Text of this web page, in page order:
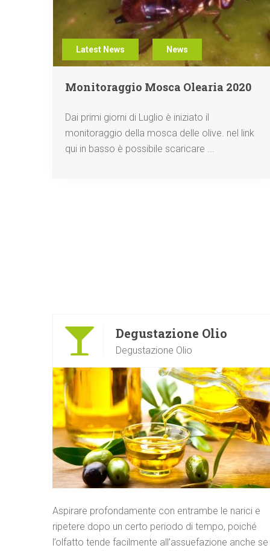
Latest News , News
Monitoraggio Mosca Olearia 2020
Dai primi giorni di Luglio è iniziato il
monitoraggio della mosca delle olive. nel link
qui in basso è possibile scaricare ...
Degustazione Olio
Degustazione Olio
Aspirare profondamente con entrambe le narici e
ripetere dopo un certo periodo di tempo, poiché
l’olfatto tende facilmente all’assuefazione anche se